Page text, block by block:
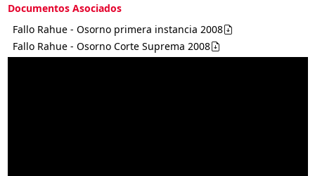
Documentos Asociados
Fallo Rahue - Osorno primera instancia 2008
Fallo Rahue - Osorno Corte Suprema 2008